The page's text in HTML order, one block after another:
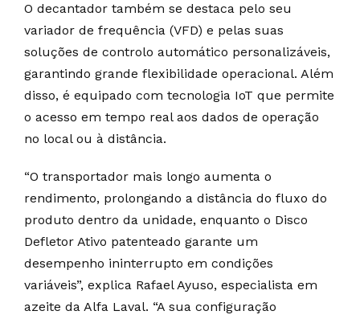
O decantador também se destaca pelo seu
variador de frequência (VFD) e pelas suas
soluções de controlo automático personalizáveis,
garantindo grande flexibilidade operacional. Além
disso, é equipado com tecnologia IoT que permite
o acesso em tempo real aos dados de operação
no local ou à distância.
“O transportador mais longo aumenta o
rendimento, prolongando a distância do fluxo do
produto dentro da unidade, enquanto o Disco
Defletor Ativo patenteado garante um
desempenho ininterrupto em condições
variáveis”, explica Rafael Ayuso, especialista em
azeite da Alfa Laval. “A sua configuração